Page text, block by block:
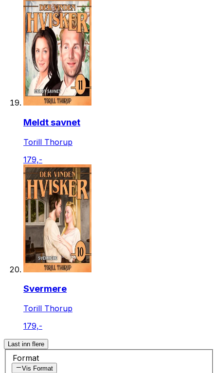
Meldt savnet
Torill Thorup
179,-
Svermere
Torill Thorup
179,-
Last inn flere
Format
Vis Format